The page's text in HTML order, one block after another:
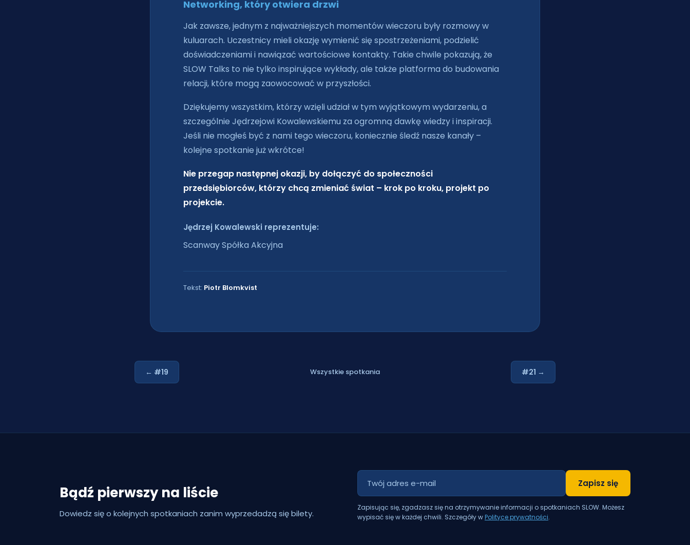
Networking, który otwiera drzwi
Jak zawsze, jednym z najważniejszych momentów wieczoru były rozmowy w
kuluarach. Uczestnicy mieli okazję wymienić się spostrzeżeniami, podzielić
doświadczeniami i nawiązać wartościowe kontakty. Takie chwile pokazują, że
SLOW Talks to nie tylko inspirujące wykłady, ale także platforma do budowania
relacji, które mogą zaowocować w przyszłości.
Dziękujemy wszystkim, którzy wzięli udział w tym wyjątkowym wydarzeniu, a
szczególnie Jędrzejowi Kowalewskiemu za ogromną dawkę wiedzy i inspiracji.
Jeśli nie mogłeś być z nami tego wieczoru, koniecznie śledź nasze kanały –
kolejne spotkanie już wkrótce!
Nie przegap następnej okazji, by dołączyć do społeczności
przedsiębiorców, którzy chcą zmieniać świat – krok po kroku, projekt po
projekcie.
Jędrzej Kowalewski reprezentuje:
Scanway Spółka Akcyjna
Tekst: Piotr Blomkvist
← #19 Wszystkie spotkania #21 →
Bądź pierwszy na liście
Dowiedz się o kolejnych spotkaniach zanim wyprzedadzą się bilety.
Zapisz się
Zapisując się, zgadzasz się na otrzymywanie informacji o spotkaniach SLOW. Możesz
wypisać się w każdej chwili. Szczegóły wPolityce prywatności.